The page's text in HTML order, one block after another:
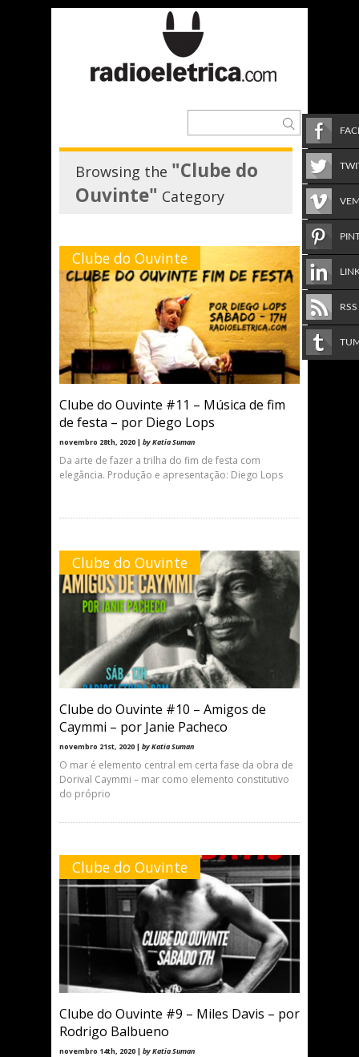
Browsing the "Clube do
Ouvinte" Category
Clube do Ouvinte
Clube do Ouvinte #11 – Música de fim
de festa – por Diego Lops
novembro 28th, 2020 | by Katia Suman
Da arte de fazer a trilha do fim de festa com
elegância. Produção e apresentação: Diego Lops
Clube do Ouvinte
Clube do Ouvinte #10 – Amigos de
Caymmi – por Janie Pacheco
novembro 21st, 2020 | by Katia Suman
O mar é elemento central em certa fase da obra de
Dorival Caymmi – mar como elemento constitutivo
do próprio
Clube do Ouvinte
Clube do Ouvinte #9 – Miles Davis – por
Rodrigo Balbueno
novembro 14th, 2020 | by Katia Suman
RSS